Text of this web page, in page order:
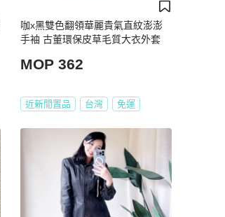
咖x黑雙色翻領華麗貴氣直紋澎澎
手袖 古董環保皮草毛質大衣外套
MOP 362
近新閒置品 台灣 免運